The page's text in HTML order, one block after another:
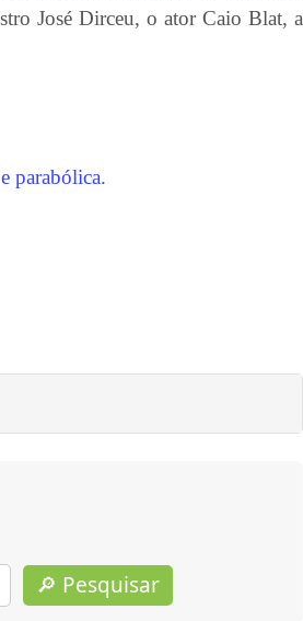
José Dirceu, o ator Caio Blat, a
parabólica.
🔎 Pesquisar